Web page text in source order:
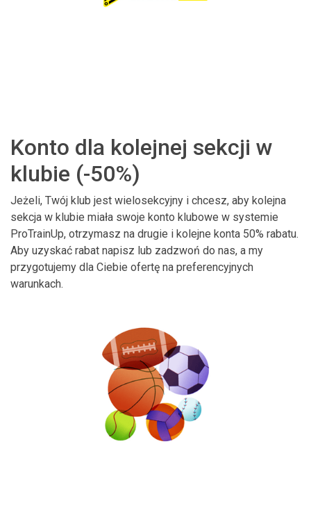
Konto dla kolejnej sekcji w
klubie (-50%)
Jeżeli, Twój klub jest wielosekcyjny i chcesz, aby kolejna
sekcja w klubie miała swoje konto klubowe w systemie
ProTrainUp, otrzymasz na drugie i kolejne konta 50% rabatu.
Aby uzyskać rabat napisz lub zadzwoń do nas, a my
przygotujemy dla Ciebie ofertę na preferencyjnych
warunkach.